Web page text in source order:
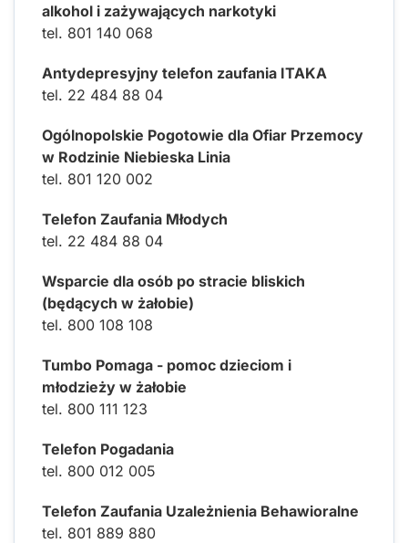
alkohol i zażywających narkotyki
tel. 801 140 068
Antydepresyjny telefon zaufania ITAKA
tel. 22 484 88 04
Ogólnopolskie Pogotowie dla Ofiar Przemocy
w Rodzinie Niebieska Linia
tel. 801 120 002
Telefon Zaufania Młodych
tel. 22 484 88 04
Wsparcie dla osób po stracie bliskich
(będących w żałobie)
tel. 800 108 108
Tumbo Pomaga - pomoc dzieciom i
młodzieży w żałobie
tel. 800 111 123
Telefon Pogadania
tel. 800 012 005
Telefon Zaufania Uzależnienia Behawioralne
tel. 801 889 880